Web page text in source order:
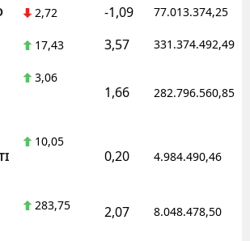
2,72 -1,09 77.013.374,25
17,43 3,57 331.374.492,49
3,06
1,66 282.796.560,85
10,05
0,20 4.984.490,46
283,75 2,07 8.048.478,50